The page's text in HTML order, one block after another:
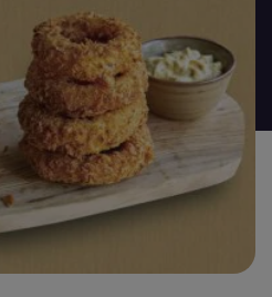
enviada
para
este
recipe